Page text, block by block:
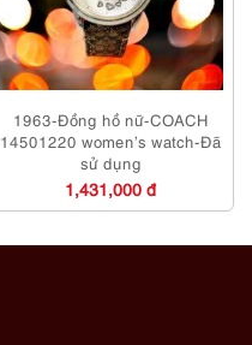
1963-Đồng hồ nữ-COACH
14501220 women’s watch-Đã
sử dụng
1,431,000 đ